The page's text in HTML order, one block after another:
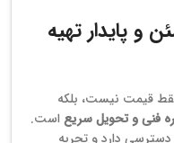
و پایدار تهیه
فقط قیمت نیست، بلکه
فنی و تحویل سریع است.
دسترسی دارد و تجربه